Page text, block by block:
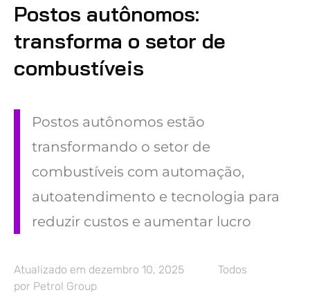
Postos autônomos:
transforma o setor de
combustíveis
Postos autônomos estão
transformando o setor de
combustíveis com automação,
autoatendimento e tecnologia para
reduzir custos e aumentar lucro
Atualizado em dezembro 10, 2025
Todos
por Petrol Group